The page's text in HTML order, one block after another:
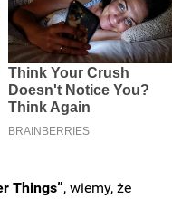
Things”, wiemy, że